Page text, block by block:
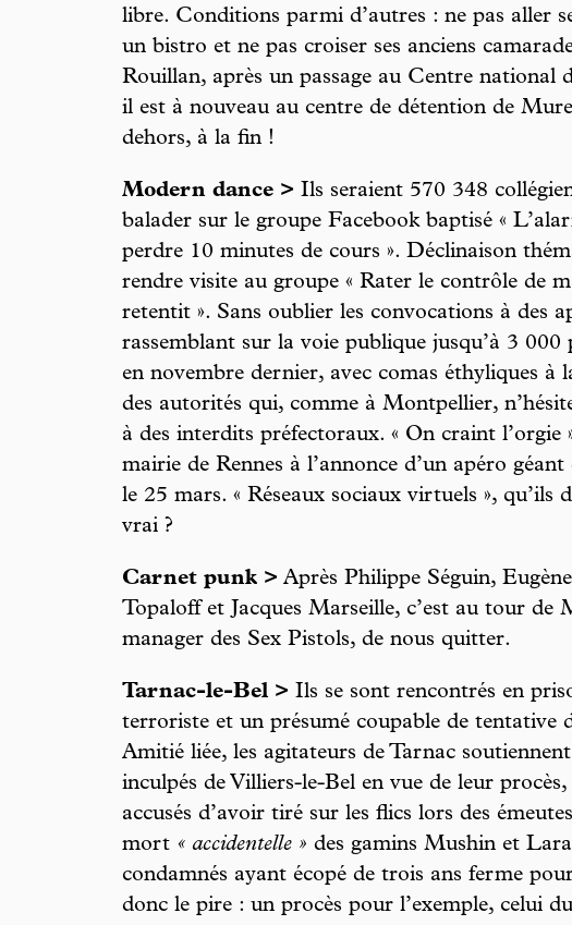
libre. Conditions parmi d’autres : ne pas aller
un bistro et ne pas croiser ses anciens
Rouillan, après un passage au Centre national
il est à nouveau au centre de détention de
dehors, à la fin !
Modern dance > Ils seraient 570 348
balader sur le groupe Facebook baptisé «
perdre 10 minutes de cours ». Déclinaison
rendre visite au groupe « Rater le contrôle de
retentit ». Sans oublier les convocations à des
rassemblant sur la voie publique jusqu’à 3
en novembre dernier, avec comas éthyliques à
des autorités qui, comme à Montpellier,
à des interdits préfectoraux. « On craint l’orgie
mairie de Rennes à l’annonce d’un apéro
le 25 mars. « Réseaux sociaux virtuels », qu’ils
vrai ?
Carnet punk > Après Philippe Séguin,
Topaloff et Jacques Marseille, c’est au tour de
manager des Sex Pistols, de nous quitter.
Tarnac-le-Bel > Ils se sont rencontrés en
terroriste et un présumé coupable de tentative
Amitié liée, les agitateurs de Tarnac
inculpés de Villiers-le-Bel en vue de leur
accusés d’avoir tiré sur les flics lors des
mort « accidentelle » des gamins Mushin et
condamnés ayant écopé de trois ans ferme
donc le pire : un procès pour l’exemple, celui du